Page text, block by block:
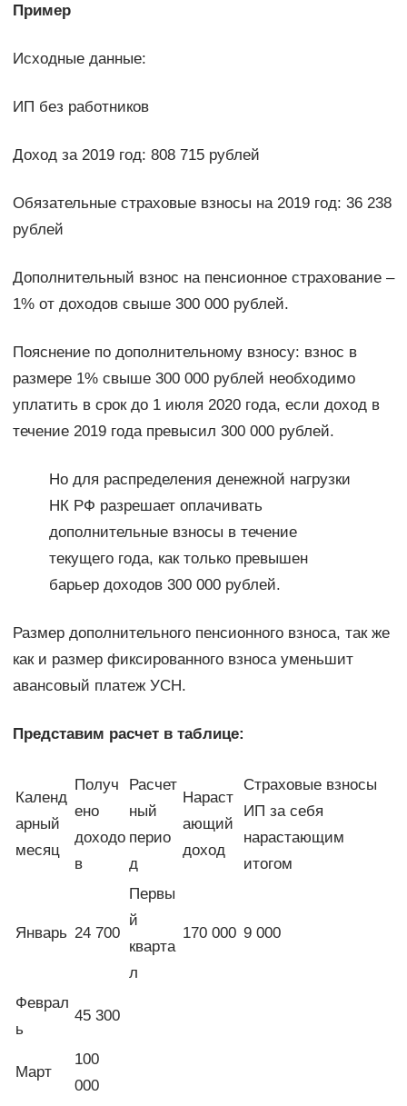
Пример
Исходные данные:
ИП без работников
Доход за 2019 год: 808 715 рублей
Обязательные страховые взносы на 2019 год: 36 238
рублей
Дополнительный взнос на пенсионное страхование –
1% от доходов свыше 300 000 рублей.
Пояснение по дополнительному взносу: взнос в
размере 1% свыше 300 000 рублей необходимо
уплатить в срок до 1 июля 2020 года, если доход в
течение 2019 года превысил 300 000 рублей.
Но для распределения денежной нагрузки
НК РФ разрешает оплачивать
дополнительные взносы в течение
текущего года, как только превышен
барьер доходов 300 000 рублей.
Размер дополнительного пенсионного взноса, так же
как и размер фиксированного взноса уменьшит
авансовый платеж УСН.
Представим расчет в таблице:
Календ
арный
месяц
Получ
ено
доходо
в
Расчет
ный
перио
д
Нараст
ающий
доход
Страховые взносы
ИП за себя
нарастающим
итогом
Январь 24 700
Первы
й
кварта
л
170 000 9 000
Феврал
ь
45 300
Март
100
000